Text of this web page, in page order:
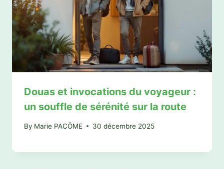
Douas et invocations du voyageur :
un souffle de sérénité sur la route
By Marie PACÔME 30 décembre 2025